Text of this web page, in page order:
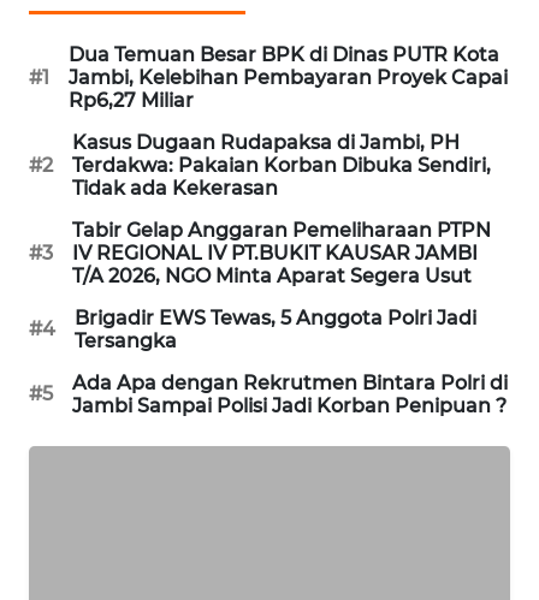
#1
Dua Temuan Besar BPK di Dinas PUTR Kota
Jambi, Kelebihan Pembayaran Proyek Capai
Rp6,27 Miliar
#2
Kasus Dugaan Rudapaksa di Jambi, PH
Terdakwa: Pakaian Korban Dibuka Sendiri,
Tidak ada Kekerasan
#3
Tabir Gelap Anggaran Pemeliharaan PTPN
IV REGIONAL IV PT.BUKIT KAUSAR JAMBI
T/A 2026, NGO Minta Aparat Segera Usut
#4
Brigadir EWS Tewas, 5 Anggota Polri Jadi
Tersangka
#5
Ada Apa dengan Rekrutmen Bintara Polri di
Jambi Sampai Polisi Jadi Korban Penipuan ?
JAKARTA
NEWS
KRT
NEWS
KARING
NEWS
JURNAL
MARITIM
HUMBANG